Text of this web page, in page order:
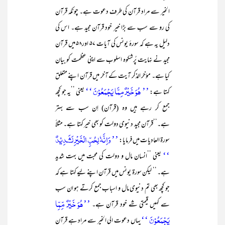
الخیر سے مراد قرآن کی طرف دعوت ہے۔ چونکہ قرآن
کی رو سے سب سے بڑا خیر خود قرآن مجید ہے۔ اس کی
دلیل یہ ہے کہ سورۂ یونس کی آیات ۵۷ اور۵۸ میں قرآن
مجید نے نہایت پُرشکوہ اسلوب سے اپنی عظمت کو بیان
کیا ہے۔ مؤخر الذکر آیت کے آخر میں قرآن اپنے متعلق
کہتا ہے:’’ ہُوَ خَیْرٌ مِمَّا یَجْمَعُوْنَ ‘‘یعنی ’’یہ جو کچھ
جمع کر رہے ہیں وہ (قرآن) اِن سب سے بہتر
ہے۔‘‘قرآن مجید دنیوی دولت کو بھی خیر کہتا ہے۔ مثلاً
سورۃ العادیات میں فرمایا:’’ وَاِنَّہٗ لِحُبِّ الْخَیْرِ لَشَدِیْدٌ
‘‘ یعنی ’’انسان مال و دولت کی محبت میں بہت شدید
ہے۔ ‘‘ لیکن سورۃ یونس میں قرآن اپنے لیے کہتا ہے کہ
جو کچھ بھی تم دنیوی مال و اسباب جمع کرتے ہو ان سب
سے کہیں قیمتی شے خود قرآن ہے۔ ’’ھُوَ خَیْرٌ مِّمِّا
یَجْمَعُوْنَ ‘‘یہاں دعوت الی الخیر سے مراد ہے قرآن